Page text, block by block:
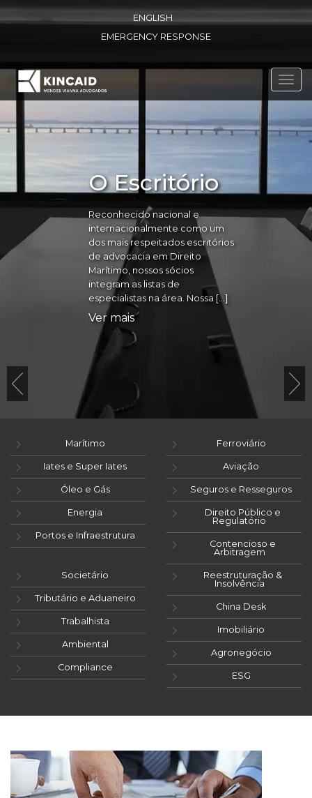
ENGLISH
EMERGENCY RESPONSE
O Escritório
Reconhecido nacional e
internacionalmente como um
dos mais respeitados escritórios
de advocacia em Direito
Marítimo, nossos sócios
integram as listas de
especialistas na área. Nossa […]
Ver mais
Marítimo
Iates e Super Iates
Óleo e Gás
Energia
Portos e Infraestrutura
Ferroviário
Aviação
Seguros e Resseguros
Direito Público e
Regulatório
Contencioso e
Arbitragem
Societário
Tributário e Aduaneiro
Trabalhista
Ambiental
Compliance
Reestruturação &
Insolvência
China Desk
Imobiliário
Agronegócio
ESG